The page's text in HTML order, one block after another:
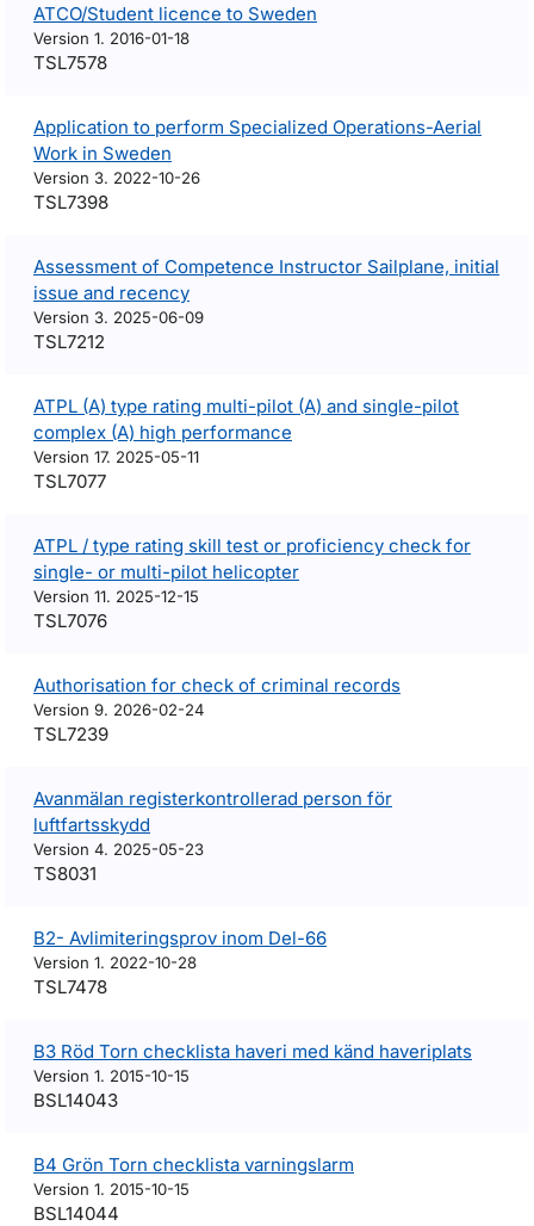
ATCO/Student licence to Sweden
Version 1. 2016-01-18
TSL7578
Application to perform Specialized Operations-Aerial
Work in Sweden
Version 3. 2022-10-26
TSL7398
Assessment of Competence Instructor Sailplane, initial
issue and recency
Version 3. 2025-06-09
TSL7212
ATPL (A) type rating multi-pilot (A) and single-pilot
complex (A) high performance
Version 17. 2025-05-11
TSL7077
ATPL / type rating skill test or proficiency check for
single- or multi-pilot helicopter
Version 11. 2025-12-15
TSL7076
Authorisation for check of criminal records
Version 9. 2026-02-24
TSL7239
Avanmälan registerkontrollerad person för
luftfartsskydd
Version 4. 2025-05-23
TS8031
B2- Avlimiteringsprov inom Del-66
Version 1. 2022-10-28
TSL7478
B3 Röd Torn checklista haveri med känd haveriplats
Version 1. 2015-10-15
BSL14043
B4 Grön Torn checklista varningslarm
Version 1. 2015-10-15
BSL14044